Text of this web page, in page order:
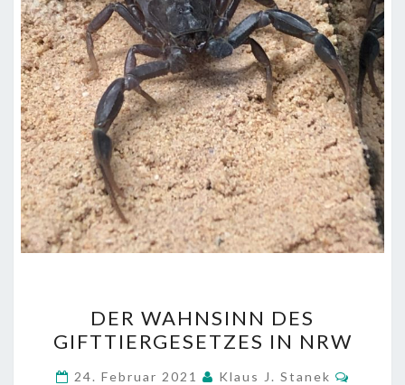
WAHNSINN
DES
GIFTTIERGESETZES
DER WAHNSINN DES
GIFTTIERGESETZES IN NRW
24. Februar 2021 Klaus J. Stanek